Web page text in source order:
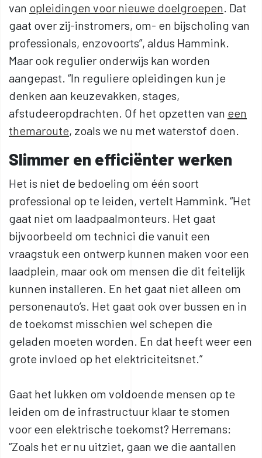
van opleidingen voor nieuwe doelgroepen. Dat
gaat over zij-instromers, om- en bijscholing van
professionals, enzovoorts”, aldus Hammink.
Maar ook regulier onderwijs kan worden
aangepast. “In reguliere opleidingen kun je
denken aan keuzevakken, stages,
afstudeeropdrachten. Of het opzetten van een
themaroute, zoals we nu met waterstof doen.
Slimmer en efficiënter werken
Het is niet de bedoeling om één soort
professional op te leiden, vertelt Hammink. “Het
gaat niet om laadpaalmonteurs. Het gaat
bijvoorbeeld om technici die vanuit een
vraagstuk een ontwerp kunnen maken voor een
laadplein, maar ook om mensen die dit feitelijk
kunnen installeren. En het gaat niet alleen om
personenauto’s. Het gaat ook over bussen en in
de toekomst misschien wel schepen die
geladen moeten worden. En dat heeft weer een
grote invloed op het elektriciteitsnet.”
Gaat het lukken om voldoende mensen op te
leiden om de infrastructuur klaar te stomen
voor een elektrische toekomst? Herremans:
“Zoals het er nu uitziet, gaan we die aantallen